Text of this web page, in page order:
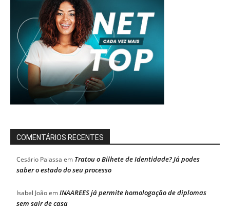
COMENTÁRIOS RECENTES
Cesário Palassa em Tratou o Bilhete de Identidade? Já podes
saber o estado do seu processo
Isabel JoãoemINAAREES já permite homologação de diplomas
sem sair de casa